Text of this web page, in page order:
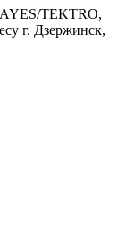
TEKTRO,
г. Дзержинск,